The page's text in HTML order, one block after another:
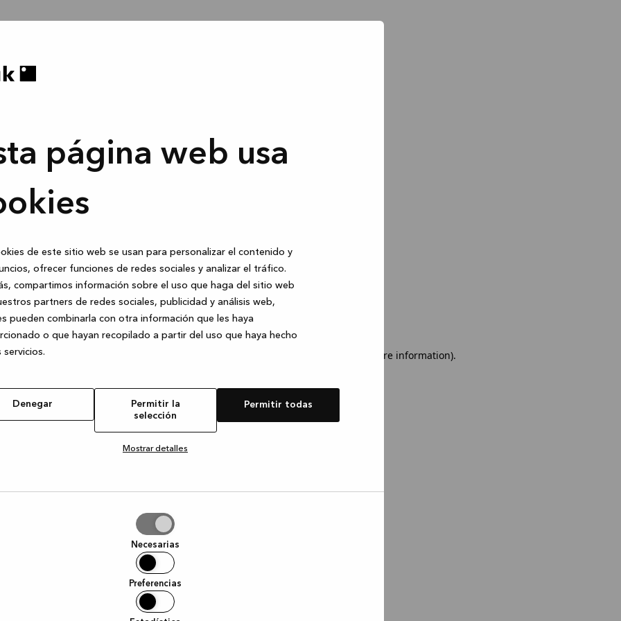
página web usa
de este sitio web se usan para personalizar el contenido y
ofrecer funciones de redes sociales y analizar el tráfico.
compartimos información sobre el uso que haga del sitio web
partners de redes sociales, publicidad y análisis web,
pueden combinarla con otra información que les haya
o que hayan recopilado a partir del uso que haya hecho
servicios.
Denegar
Permitir la
selección
Permitir todas
Mostrar detalles
Necesarias
Preferencias
has occurred (see the browser console for more information).